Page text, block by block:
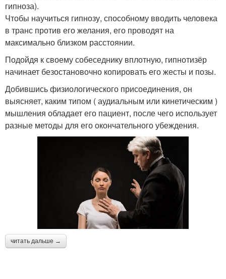
гипноза).
Чтобы научиться гипнозу, способному вводить человека
в транс против его желания, его проводят на
максимально близком расстоянии.
Подойдя к своему собеседнику вплотную, гипнотизёр
начинает безостановочно копировать его жесты и позы.
Добившись физиологического присоединения, он
выясняет, каким типом ( аудиальным или кинетическим )
мышления обладает его пациент, после чего использует
разные методы для его окончательного убеждения.
читать дальше →